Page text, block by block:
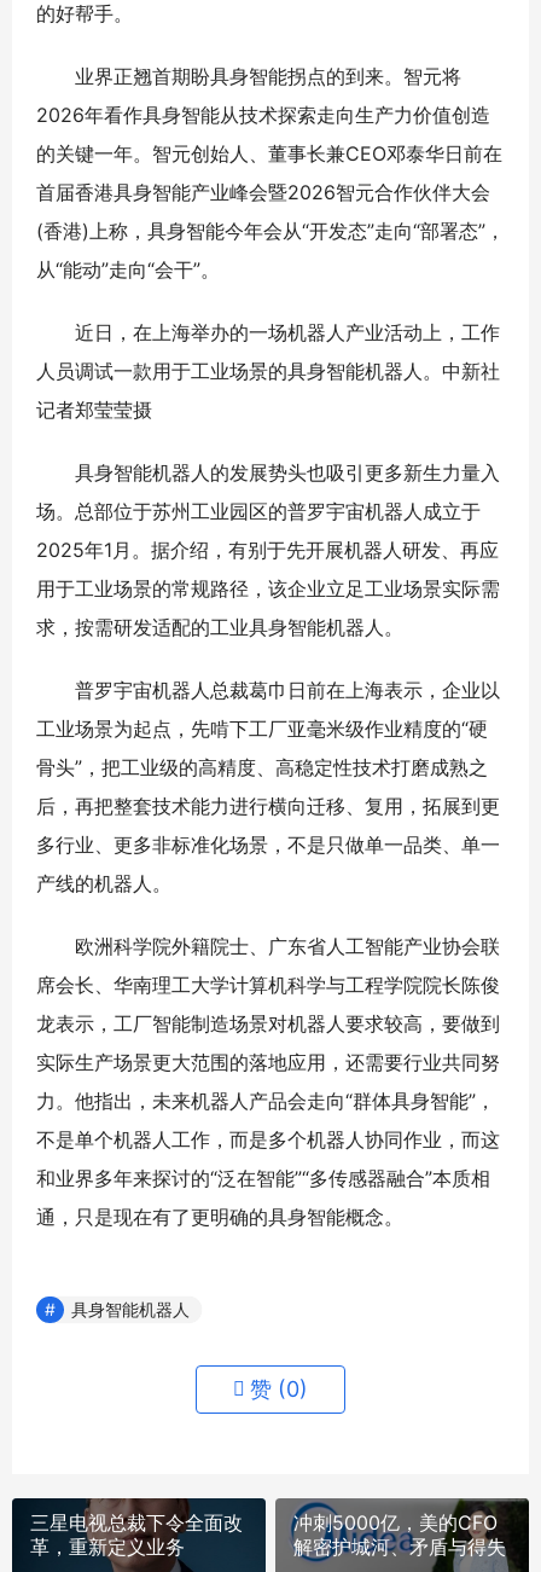
的好帮手。
业界正翘首期盼具身智能拐点的到来。智元将
2026年看作具身智能从技术探索走向生产力价值创造
的关键一年。智元创始人、董事长兼CEO邓泰华日前在
首届香港具身智能产业峰会暨2026智元合作伙伴大会
(香港)上称，具身智能今年会从“开发态”走向“部署态”，
从“能动”走向“会干”。
近日，在上海举办的一场机器人产业活动上，工作
人员调试一款用于工业场景的具身智能机器人。中新社
记者郑莹莹摄
具身智能机器人的发展势头也吸引更多新生力量入
场。总部位于苏州工业园区的普罗宇宙机器人成立于
2025年1月。据介绍，有别于先开展机器人研发、再应
用于工业场景的常规路径，该企业立足工业场景实际需
求，按需研发适配的工业具身智能机器人。
普罗宇宙机器人总裁葛巾日前在上海表示，企业以
工业场景为起点，先啃下工厂亚毫米级作业精度的“硬
骨头”，把工业级的高精度、高稳定性技术打磨成熟之
后，再把整套技术能力进行横向迁移、复用，拓展到更
多行业、更多非标准化场景，不是只做单一品类、单一
产线的机器人。
欧洲科学院外籍院士、广东省人工智能产业协会联
席会长、华南理工大学计算机科学与工程学院院长陈俊
龙表示，工厂智能制造场景对机器人要求较高，要做到
实际生产场景更大范围的落地应用，还需要行业共同努
力。他指出，未来机器人产品会走向“群体具身智能”，
不是单个机器人工作，而是多个机器人协同作业，而这
和业界多年来探讨的“泛在智能”“多传感器融合”本质相
通，只是现在有了更明确的具身智能概念。
具身智能机器人
赞 (0)
三星电视总裁下令全面改
革，重新定义业务
冲刺5000亿，美的CFO
解密护城河、矛盾与得失